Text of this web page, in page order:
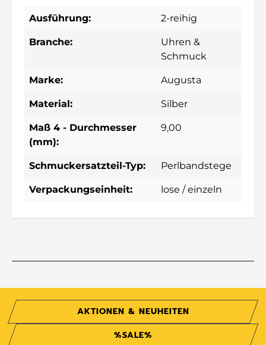
Ausführung: 2-reihig
Branche:
Uhren &
Schmuck
Marke: Augusta
Material: Silber
Maß 4 - Durchmesser
(mm):
9,00
Schmuckersatzteil-Typ: Perlbandstege
Verpackungseinheit: lose / einzeln
AKTIONEN & NEUHEITEN
%SALE%